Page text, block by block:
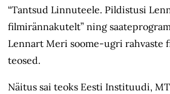
“Tantsud Linnuteele. Pildistusi
filmirännakutelt” ning
Lennart Meri soome-ugri rahvaste
teosed.
Näitus sai teoks Eesti Instituudi,